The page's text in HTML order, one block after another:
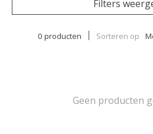
Filters
0 producten Sorteren op
Geen producten